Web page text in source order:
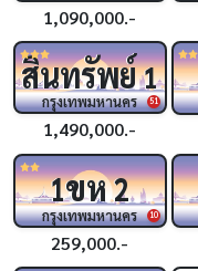
1,090,000.-
51
สินทรัพย์1
กรุงเทพมหานคร
1,490,000.-
10
1ขห2
กรุงเทพมหานคร
259,000.-